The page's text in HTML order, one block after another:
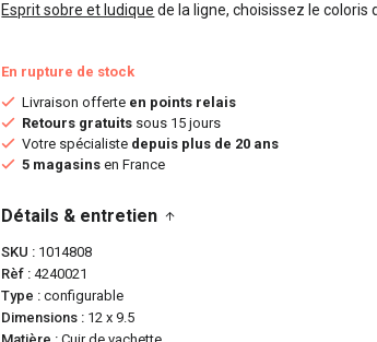
Esprit sobre et ludique de la ligne, choisissez le coloris
En rupture de stock
Livraison offerte en points relais
Retours gratuits sous 15 jours
Votre spécialiste depuis plus de 20 ans
5 magasins en France
Détails & entretien
SKU
1014808
Rèf
4240021
Type
configurable
Dimensions
12 x 9.5